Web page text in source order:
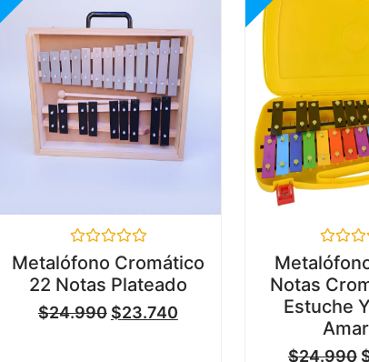
Valorado
en
0
de
5
Metalófono Cromático
22 Notas Plateado
$24.990 $23.740
Valorado
en
0
de
5
Notas
Estuche
$24.990